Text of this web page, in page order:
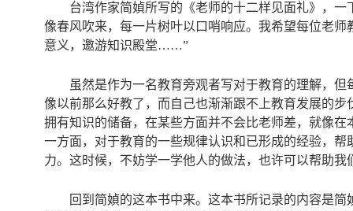
台湾作家简媜所写的《老师的十二样见面礼》，
像春风吹来，每一片树叶以口哨响应。我希望每位老
意义，邀游知识殿堂……”
虽然是作为一名教育旁观者写对于教育的理解，
像以前那么好教了，而自己也渐渐跟不上教育发展的
拥有知识的储备，在某些方面并不会比老师差，就像
一方面，对于教育的一些规律认识和已形成的经验，
力。这时候，不妨学一学他人的做法，也许可以帮助
回到简媜的这本书中来。这本书所记录的内容是